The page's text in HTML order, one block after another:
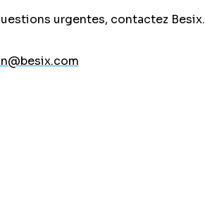
urgentes, contactez Besix.